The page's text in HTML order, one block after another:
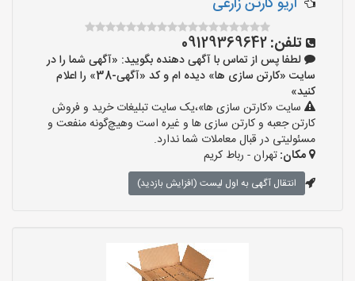
تلفن:09129369642
لطفا پس از تماس با آگهی دهنده بگویید: «آگهی شما را در
سایت «کارتن سازی ها» دیده ام و کد «آگهی-38» را اعلام
کنید»
سایت «کارتن سازی ها»،یک سایت تبلیغات خرید و فروش
کارتن جعبه و کارتن سازی ها و غیره است وهیچ‌گونه منفعت و
مسئولیتی در قبال معاملات شما ندارد.
مکان:تهران - رباط کریم
انتقال آگهی به اول لیست (افزایش بازدید)